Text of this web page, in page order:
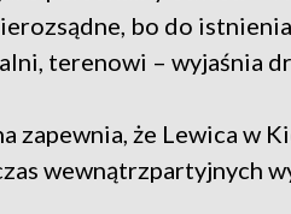
bo do
terenowi – wyjaśnia
zapewnia, że Lewica w
wewnątrzpartyjnych